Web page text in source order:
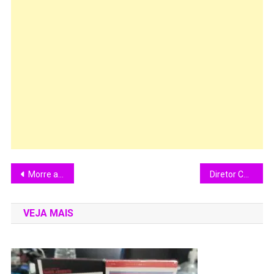
Morre a atriz Olivia Hussey
VEJA MAIS